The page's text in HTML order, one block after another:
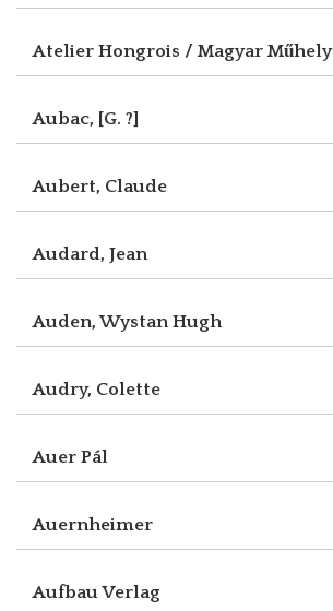
Atelier Hongrois / Magyar Műhely
Aubac, [G. ?]
Aubert, Claude
Audard, Jean
Auden, Wystan Hugh
Audry, Colette
Auer Pál
Auernheimer
Aufbau Verlag